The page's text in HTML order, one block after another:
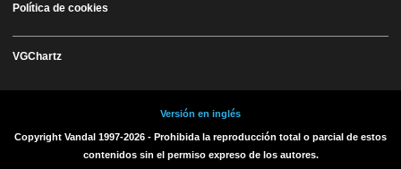
Política de cookies
VGChartz
Versión en inglés
Copyright Vandal 1997-2026 - Prohibida la reproducción total o parcial de estos
contenidos sin el permiso expreso de los autores.